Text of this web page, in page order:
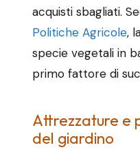
acquisti sbagliati.
Politiche Agricole,
specie vegetali in
primo fattore di
Attrezzature e
del giardino